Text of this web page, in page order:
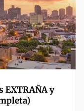
EXTRAÑA y